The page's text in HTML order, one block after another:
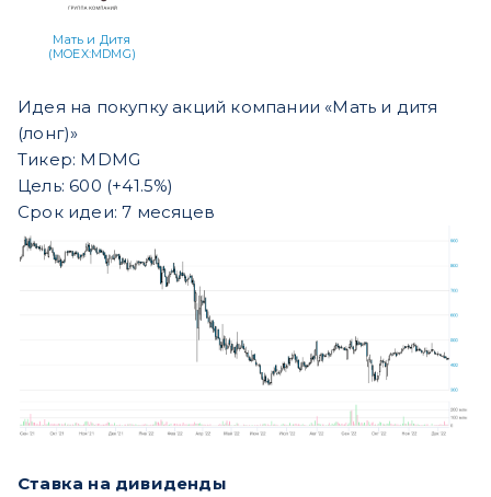
Мать и Дитя
(MOEX:MDMG)
Идея на покупку акций компании «Мать и дитя
(лонг)»
Тикер: MDMG
Цель: 600 (+41.5%)
Срок идеи: 7 месяцев
Ставка на дивиденды